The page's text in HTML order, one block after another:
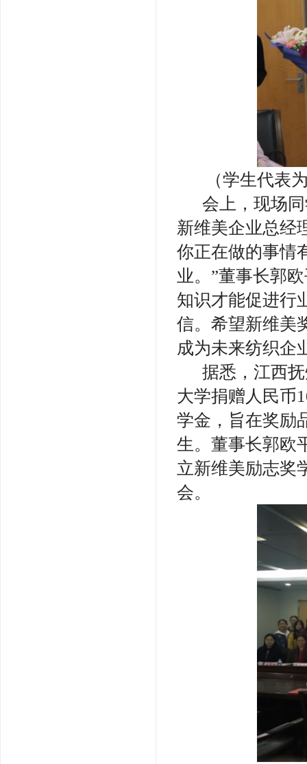
（学生代表
会上，现场
新维美企业总经
你正在做的事情
业。”董事长郭
知识才能促进行
信。希望新维美
成为未来纺织企
据悉，江西
大学捐赠人民币
学金，旨在奖励
生。董事长郭欧
立新维美励志奖
会。